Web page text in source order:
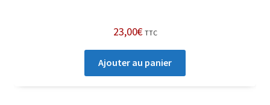
23,00€ TTC
Ajouter au panier